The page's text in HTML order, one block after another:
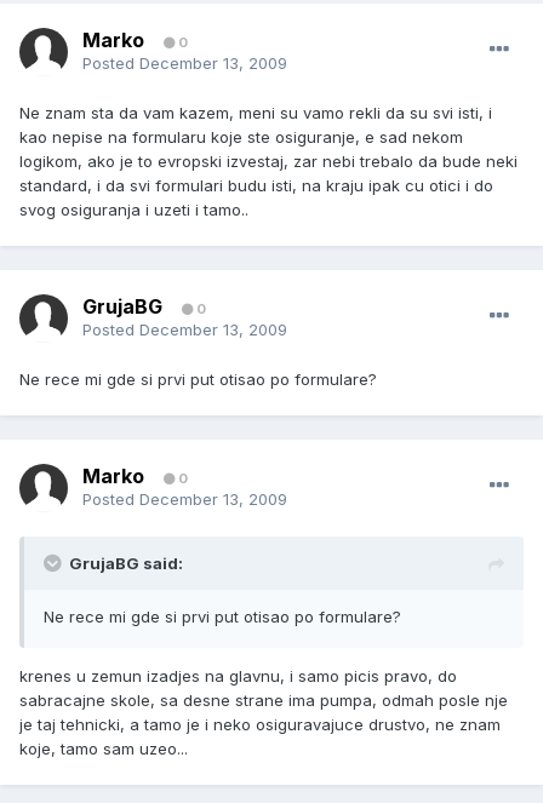
Marko 0
Posted December 13, 2009
Ne znam sta da vam kazem, meni su vamo rekli da su svi isti, i
kao nepise na formularu koje ste osiguranje, e sad nekom
logikom, ako je to evropski izvestaj, zar nebi trebalo da bude neki
standard, i da svi formulari budu isti, na kraju ipak cu otici i do
svog osiguranja i uzeti i tamo..
GrujaBG 0
Posted December 13, 2009
Ne rece mi gde si prvi put otisao po formulare?
Marko 0
Posted December 13, 2009
GrujaBG said:
Ne rece mi gde si prvi put otisao po formulare?
krenes u zemun izadjes na glavnu, i samo picis pravo, do
sabracajne skole, sa desne strane ima pumpa, odmah posle nje
je taj tehnicki, a tamo je i neko osiguravajuce drustvo, ne znam
koje, tamo sam uzeo...